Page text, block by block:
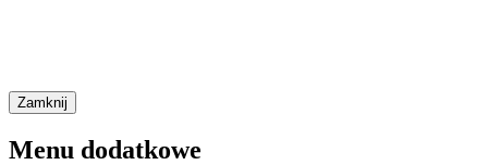
Zamknij
Menu dodatkowe